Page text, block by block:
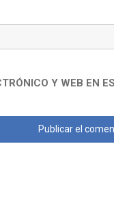
Y WEB EN